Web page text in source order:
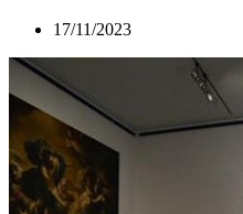
17/11/2023